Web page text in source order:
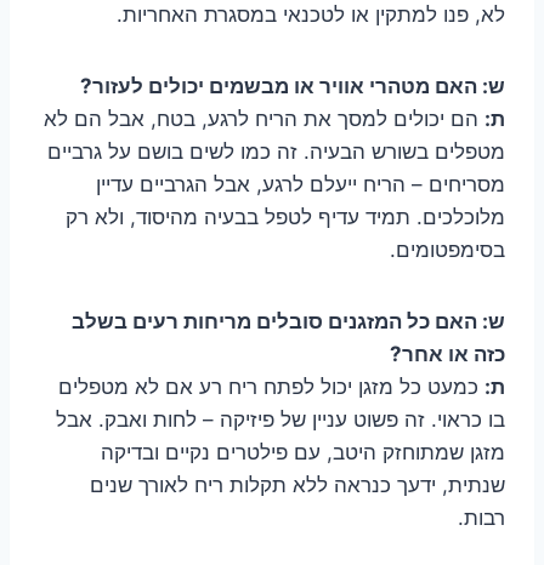
לא, פנו למתקין או לטכנאי במסגרת האחריות.
ש: האם מטהרי אוויר או מבשמים יכולים לעזור?
ת: הם יכולים למסך את הריח לרגע, בטח, אבל הם לא
מטפלים בשורש הבעיה. זה כמו לשים בושם על גרביים
מסריחים – הריח ייעלם לרגע, אבל הגרביים עדיין
מלוכלכים. תמיד עדיף לטפל בבעיה מהיסוד, ולא רק
בסימפטומים.
ש: האם כל המזגנים סובלים מריחות רעים בשלב
כזה או אחר?
ת: כמעט כל מזגן יכול לפתח ריח רע אם לא מטפלים
בו כראוי. זה פשוט עניין של פיזיקה – לחות ואבק. אבל
מזגן שמתוחזק היטב, עם פילטרים נקיים ובדיקה
שנתית, ידעך כנראה ללא תקלות ריח לאורך שנים
רבות.